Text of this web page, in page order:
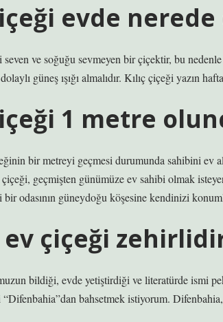
evde
seven ve soğuğu sevmeyen bir çiçektir, bu
güneş ışığı almalıdır. Kılıç çiçeği yazın
1 metre
bir metreyi geçmesi durumunda sahibini ev
çiçeği, geçmişten günümüze ev sahibi olmak
odasının güneydoğu köşesine kendinizi
ev çiçeği
bildiği, evde yetiştirdiği ve literatürde ismi
bahsetmek istiyorum.